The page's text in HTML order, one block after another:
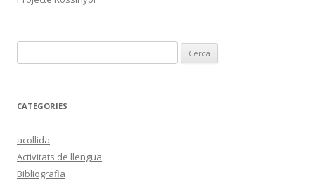
e
CATEGORIES
acollida
Activitats de llengua
Bibliografia